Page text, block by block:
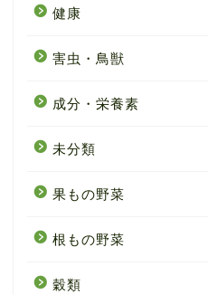
健康
害虫・鳥獣
成分・栄養素
未分類
果もの野菜
根もの野菜
穀類